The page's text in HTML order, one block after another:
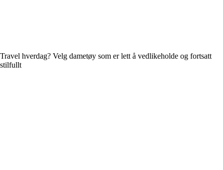
Travel hverdag? Velg dametøy som er lett å vedlikeholde og fortsatt
stilfullt